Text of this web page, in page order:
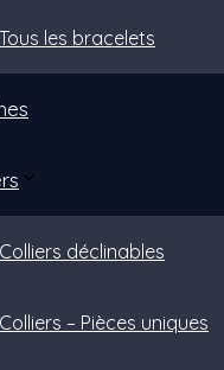
Tous les bracelets
Colliers déclinables
Colliers – Pièces uniques